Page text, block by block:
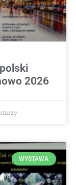
2026
WYSTAWA